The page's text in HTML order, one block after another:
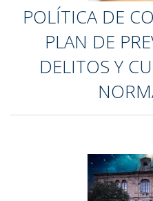
POLÍTICA DE
PLAN DE
DELITOS Y